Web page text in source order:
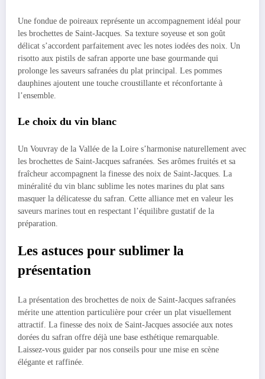
Une fondue de poireaux représente un accompagnement idéal pour
les brochettes de Saint-Jacques. Sa texture soyeuse et son goût
délicat s’accordent parfaitement avec les notes iodées des noix. Un
risotto aux pistils de safran apporte une base gourmande qui
prolonge les saveurs safranées du plat principal. Les pommes
dauphines ajoutent une touche croustillante et réconfortante à
l’ensemble.
Le choix du vin blanc
Un Vouvray de la Vallée de la Loire s’harmonise naturellement avec
les brochettes de Saint-Jacques safranées. Ses arômes fruités et sa
fraîcheur accompagnent la finesse des noix de Saint-Jacques. La
minéralité du vin blanc sublime les notes marines du plat sans
masquer la délicatesse du safran. Cette alliance met en valeur les
saveurs marines tout en respectant l’équilibre gustatif de la
préparation.
Les astuces pour sublimer la
présentation
La présentation des brochettes de noix de Saint-Jacques safranées
mérite une attention particulière pour créer un plat visuellement
attractif. La finesse des noix de Saint-Jacques associée aux notes
dorées du safran offre déjà une base esthétique remarquable.
Laissez-vous guider par nos conseils pour une mise en scène
élégante et raffinée.